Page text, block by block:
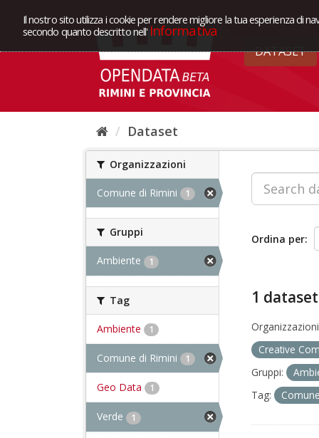
Il nostro sito utilizza i cookie per rendere migliore la tua esperienza di
secondo quanto descritto nell' Informativa
DATASET
Dataset
Organizzazioni
Comune di Rimini 1
Gruppi
Ambiente 1
Tag
Ambiente 1
Comune di Rimini 1
Geo Data 1
Verde 1
Ordina per
1
Creative
Gruppi:
Tag: